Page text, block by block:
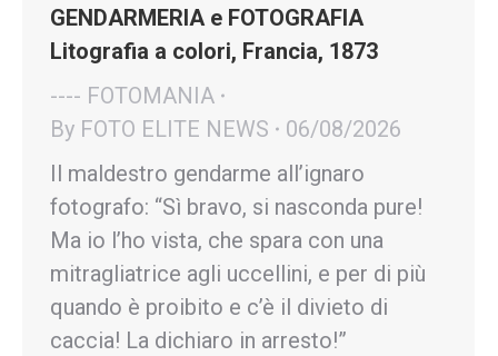
GENDARMERIA e FOTOGRAFIA
Litografia a colori, Francia, 1873
---- FOTOMANIA
By FOTO ELITE NEWS
06/08/2026
Il maldestro gendarme all’ignaro
fotografo: “Sì bravo, si nasconda pure!
Ma io l’ho vista, che spara con una
mitragliatrice agli uccellini, e per di più
quando è proibito e c’è il divieto di
caccia! La dichiaro in arresto!”